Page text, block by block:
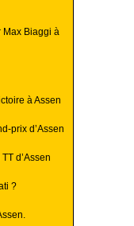
Max Biaggi à
à Assen
prix d’Assen
d’Assen
?